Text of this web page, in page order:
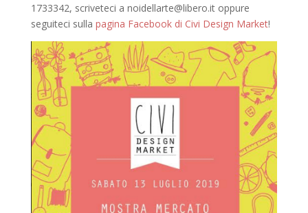
1733342, scriveteci a noidellarte@libero.it oppure
seguiteci sulla pagina Facebook di Civi Design Market!